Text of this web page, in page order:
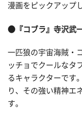
漫画をピックアップ
●『コブラ』寺沢武
一匹狼の宇宙海賊・
ッチョでクールなタ
るキャラクターです
り、その強い精神エ
す。